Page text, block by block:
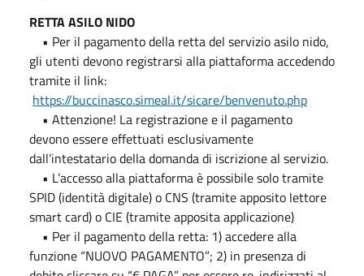
RETTA ASILO NIDO
• Per il pagamento della retta del servizio asilo nido,
gli utenti devono registrarsi alla piattaforma accedendo
tramite il link:
https://buccinasco.simeal.it/sicare/benvenuto.php
• Attenzione! La registrazione e il pagamento
devono essere effettuati esclusivamente
dall’intestatario della domanda di iscrizione al servizio.
• L’accesso alla piattaforma è possibile solo tramite
SPID (identità digitale) o CNS (tramite apposito lettore
smart card) o CIE (tramite apposita applicazione)
• Per il pagamento della retta: 1) accedere alla
funzione “NUOVO PAGAMENTO”; 2) in presenza di